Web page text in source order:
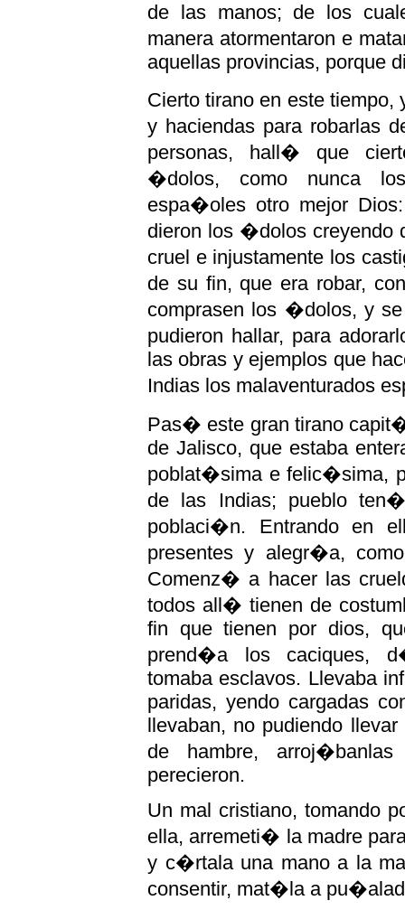
de las manos; de los
manera atormentaron e
aquellas provincias, porque
Cierto tirano en este
y haciendas para robarlas
personas, hall� que
�dolos, como nunca
espa�oles otro mejor
dieron los �dolos creyendo
cruel e injustamente los
de su fin, que era robar,
comprasen los �dolos, y
pudieron hallar, para
las obras y ejemplos que
Indias los malaventurados
Pas� este gran tirano
de Jalisco, que estaba
poblat�sima e felic�sima,
de las Indias; pueblo
poblaci�n. Entrando en
presentes y alegr�a,
Comenz� a hacer las
todos all� tienen de
fin que tienen por dios,
prend�a los caciques,
tomaba esclavos. Llevaba
paridas, yendo cargadas
llevaban, no pudiendo
de hambre,
perecieron.
Un mal cristiano, tomando
ella, arremeti� la madre
y c�rtala una mano a la
consentir, mat�la a